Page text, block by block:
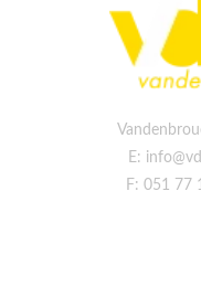
E:
F: 051 77